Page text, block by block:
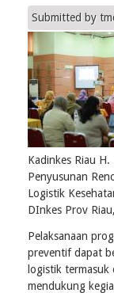
Submitted by
Kadinkes Riau
Penyusunan
Logistik
DInkes Prov
Pelaksanaan
preventif dapat
logistik termasuk
mendukung